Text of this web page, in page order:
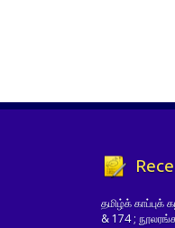
தமிழ்க்
& 174 ;